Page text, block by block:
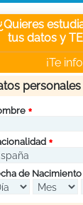
tus datos y
¡Te
personales
de Nacimiento